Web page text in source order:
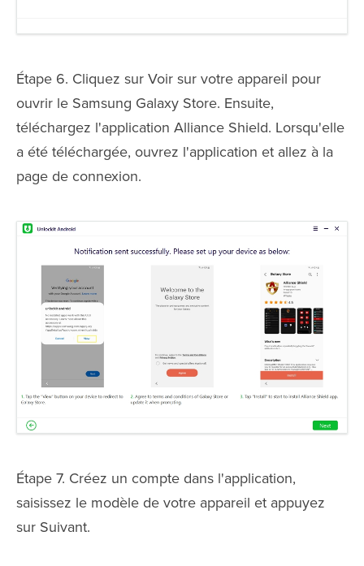
Étape 6. Cliquez sur Voir sur votre appareil pour
ouvrir le Samsung Galaxy Store. Ensuite,
téléchargez l'application Alliance Shield. Lorsqu'elle
a été téléchargée, ouvrez l'application et allez à la
page de connexion.
Étape 7. Créez un compte dans l'application,
saisissez le modèle de votre appareil et appuyez
sur Suivant.